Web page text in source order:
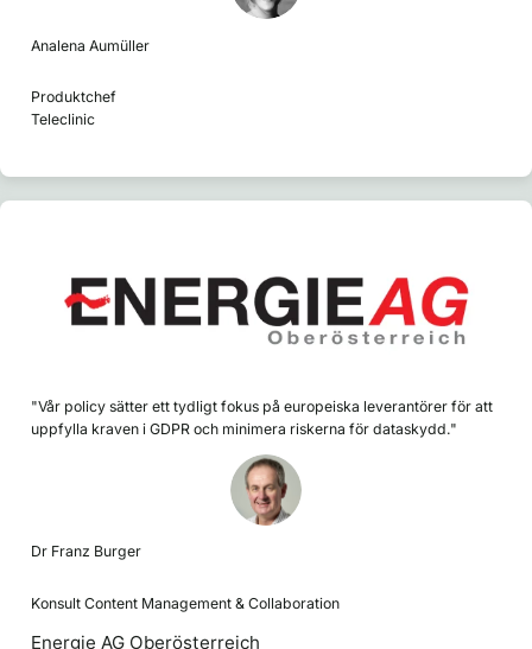
Analena Aumüller
Produktchef
Teleclinic
"Vår policy sätter ett tydligt fokus på europeiska leverantörer för att
uppfylla kraven i GDPR och minimera riskerna för dataskydd."
Dr Franz Burger
Konsult Content Management & Collaboration
Energie AG Oberösterreich